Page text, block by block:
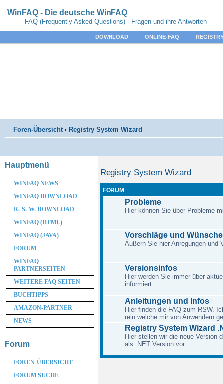
WinFAQ - Die deutsche WinFAQ
FAQ (Frequently Asked Questions) - Fragen und ihre Antworten
DOWNLOAD ONLINE-FAQ
Foren-Übersicht ‹ Registry System Wizard
Registry System Wizard
FORUM
Probleme
Hier können Sie über Probleme
Vorschläge und Wünsche
Äußern Sie hier Anregungen und
Versionsinfos
Hier werden Sie immer über
informiert
Anleitungen und Infos
Hier finden die FAQ zum RSW.
rein welche mir von Anwendern
Registry System Wizard
Hier stellen wir die neue Version
als .NET Version vor.
Hauptmenü
WINFAQ NEWS
WINFAQ DOWNLOAD
R.-S.-W. DOWNLOAD
WINFAQ (HTML)
WINFAQ (JAVA)
FORUM
WINFAQ-
PARTNERSEITEN
WEITERE FAQ SEITEN
BUCHTIPPS
AMAZON-PARTNER
NEWS
Forum
FOREN-ÜBERSICHT
FORUM SUCHE